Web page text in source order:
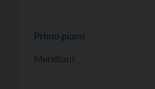
Primo piano
Meridiani